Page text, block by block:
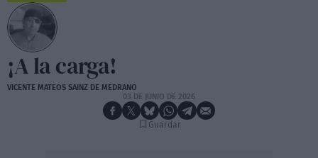
¡A la carga!
VICENTE MATEOS SAINZ DE MEDRANO
03 DE JUNIO DE 2026
Guardar